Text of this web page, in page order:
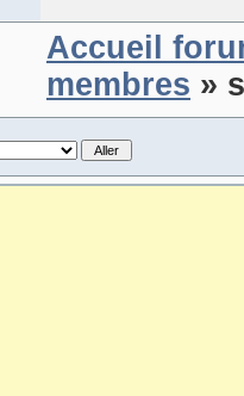
Accueil
membres »